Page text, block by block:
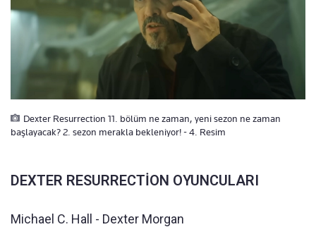
Dexter Resurrection 11. bölüm ne zaman, yeni sezon ne zaman
başlayacak? 2. sezon merakla bekleniyor! - 4. Resim
DEXTER RESURRECTİON OYUNCULARI
Michael C. Hall - Dexter Morgan